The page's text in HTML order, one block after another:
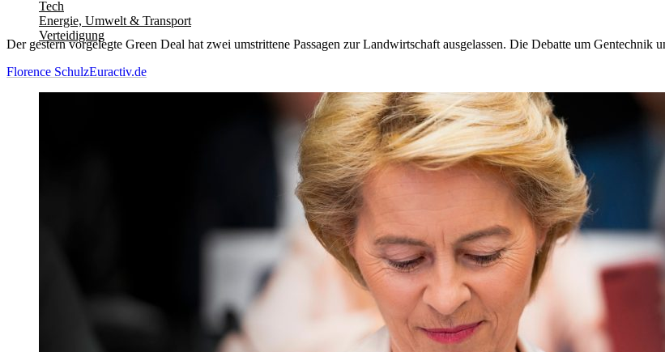
Tech
Energie, Umwelt & Transport
Verteidigung
Der gestern vorgelegte Green Deal hat zwei umstrittene Passagen zur Landwirtschaft ausgelassen. Die Debatte um Gentechnik
Florence SchulzEuractiv.de